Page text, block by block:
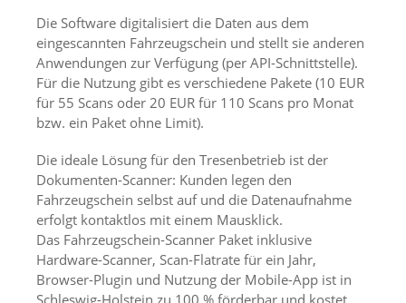
Die Software digitalisiert die Daten aus dem
eingescannten Fahrzeugschein und stellt sie anderen
Anwendungen zur Verfügung (per API-Schnittstelle).
Für die Nutzung gibt es verschiedene Pakete (10 EUR
für 55 Scans oder 20 EUR für 110 Scans pro Monat
bzw. ein Paket ohne Limit).
Die ideale Lösung für den Tresenbetrieb ist der
Dokumenten-Scanner: Kunden legen den
Fahrzeugschein selbst auf und die Datenaufnahme
erfolgt kontaktlos mit einem Mausklick.
Das Fahrzeugschein-Scanner Paket inklusive
Hardware-Scanner, Scan-Flatrate für ein Jahr,
Browser-Plugin und Nutzung der Mobile-App ist in
Schleswig-Holstein zu 100 % förderbar und kostet